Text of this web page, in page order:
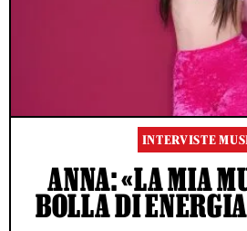
INTERVISTE
ANNA: «LA MIA
BOLLA DI